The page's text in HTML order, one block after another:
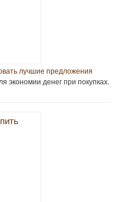
лучшие предложения
экономии денег при покупках.